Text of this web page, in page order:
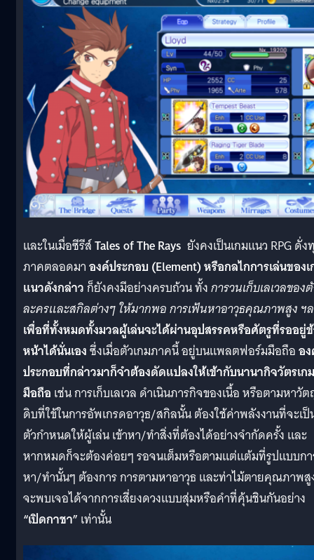
และในเมื่อซีรีส์Tales of The Rays ยังคงเป็นเกมแนว RPG ดั่ง
ภาคตลอดมาองค์ประกอบ (Element) หรือกลไกการเล่นของ
แนวดังกล่าวก็ยังคงมีอย่างครบถ้วน ทั้งการวนเก็บเลเวลของ
ละครและสกิลต่างๆ ให้มากพอ การเฟ้นหาอาวุธคุณภาพสูง ฯ
เพื่อที่ทั้งหมดทั้งมวลผู้เล่นจะได้ผ่านอุปสรรคหรือศัตรูที่รออยู่
หน้าได้นั่นเองซึ่งเมื่อตัวเกมภาคนี้ อยู่บนแพลตฟอร์มมือถืออ
ประกอบที่กล่าวมาก็จำต้องดัดแปลงให้เข้ากับนานากิจวัตรเกม
มือถือ เช่น การเก็บเลเวล ดำเนินภารกิจของเนื้อ หรือตามหาวั
ดิบที่ใข้ในการอัพเกรดอาวุธ/สกิลนั้น ต้องใช้ค่าพลังงานที่จะเป็
ตัวกำหนดให้ผู้เล่น เข้าหา/ทำสิ่งที่ต้องได้อย่างจำกัดครั้ง และ
หากหมดก็จะต้องค่อยๆ รอจนเต็มหรือตามแต่แต้มที่รูปแบบก
หา/ทำนั้นๆ ต้องการ การตามหาอาวุธ และท่าไม้ตายคุณภาพ
จะพบเจอได้จากการเสี่ยงดวงแบบสุ่มหรือคำที่คุ้นชินกันอย่าง
“เปิดกาชา” เท่านั้น